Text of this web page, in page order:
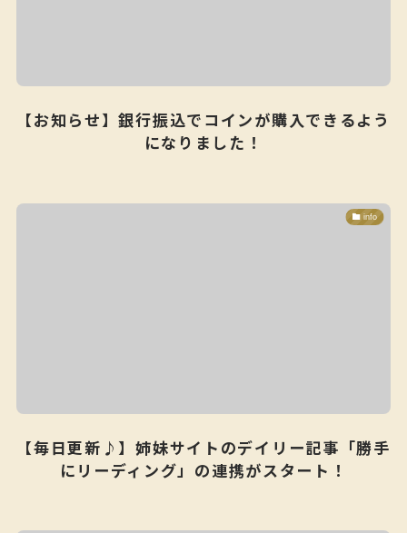
【お知らせ】銀行振込でコインが購入できるよう
になりました！
info
【毎日更新♪】姉妹サイトのデイリー記事「勝手
にリーディング」の連携がスタート！